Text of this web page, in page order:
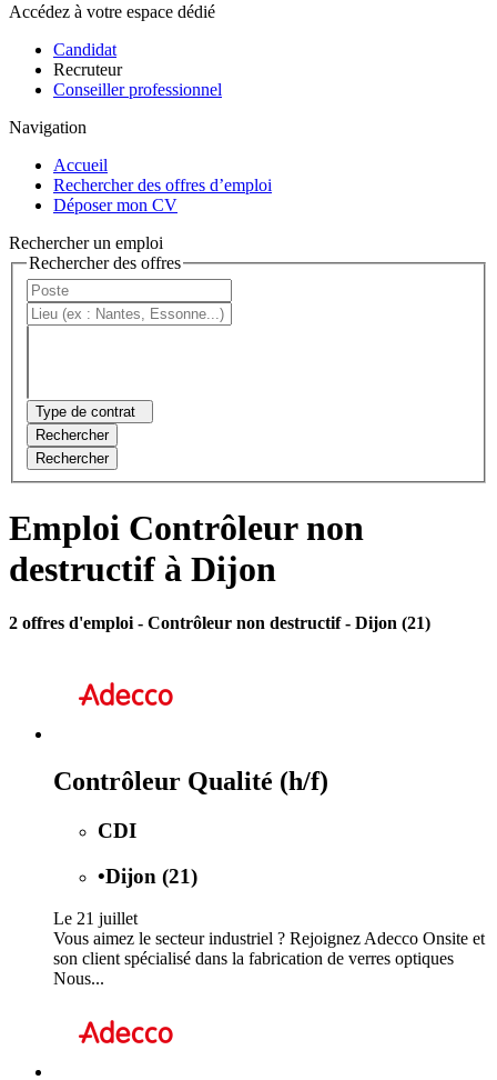
Accédez à votre espace dédié
Candidat
Recruteur
Conseiller professionnel
Navigation
Accueil
Rechercher des offres d’emploi
Déposer mon CV
Rechercher un emploi
Rechercher des offres
Type de contrat
Rechercher
Rechercher
Emploi Contrôleur non
destructif à Dijon
2 offres d'emploi - Contrôleur non destructif - Dijon (21)
Contrôleur Qualité (h/f)
CDI
•Dijon (21)
Le 21 juillet
Vous aimez le secteur industriel ? Rejoignez Adecco Onsite et
son client spécialisé dans la fabrication de verres optiques
Nous...